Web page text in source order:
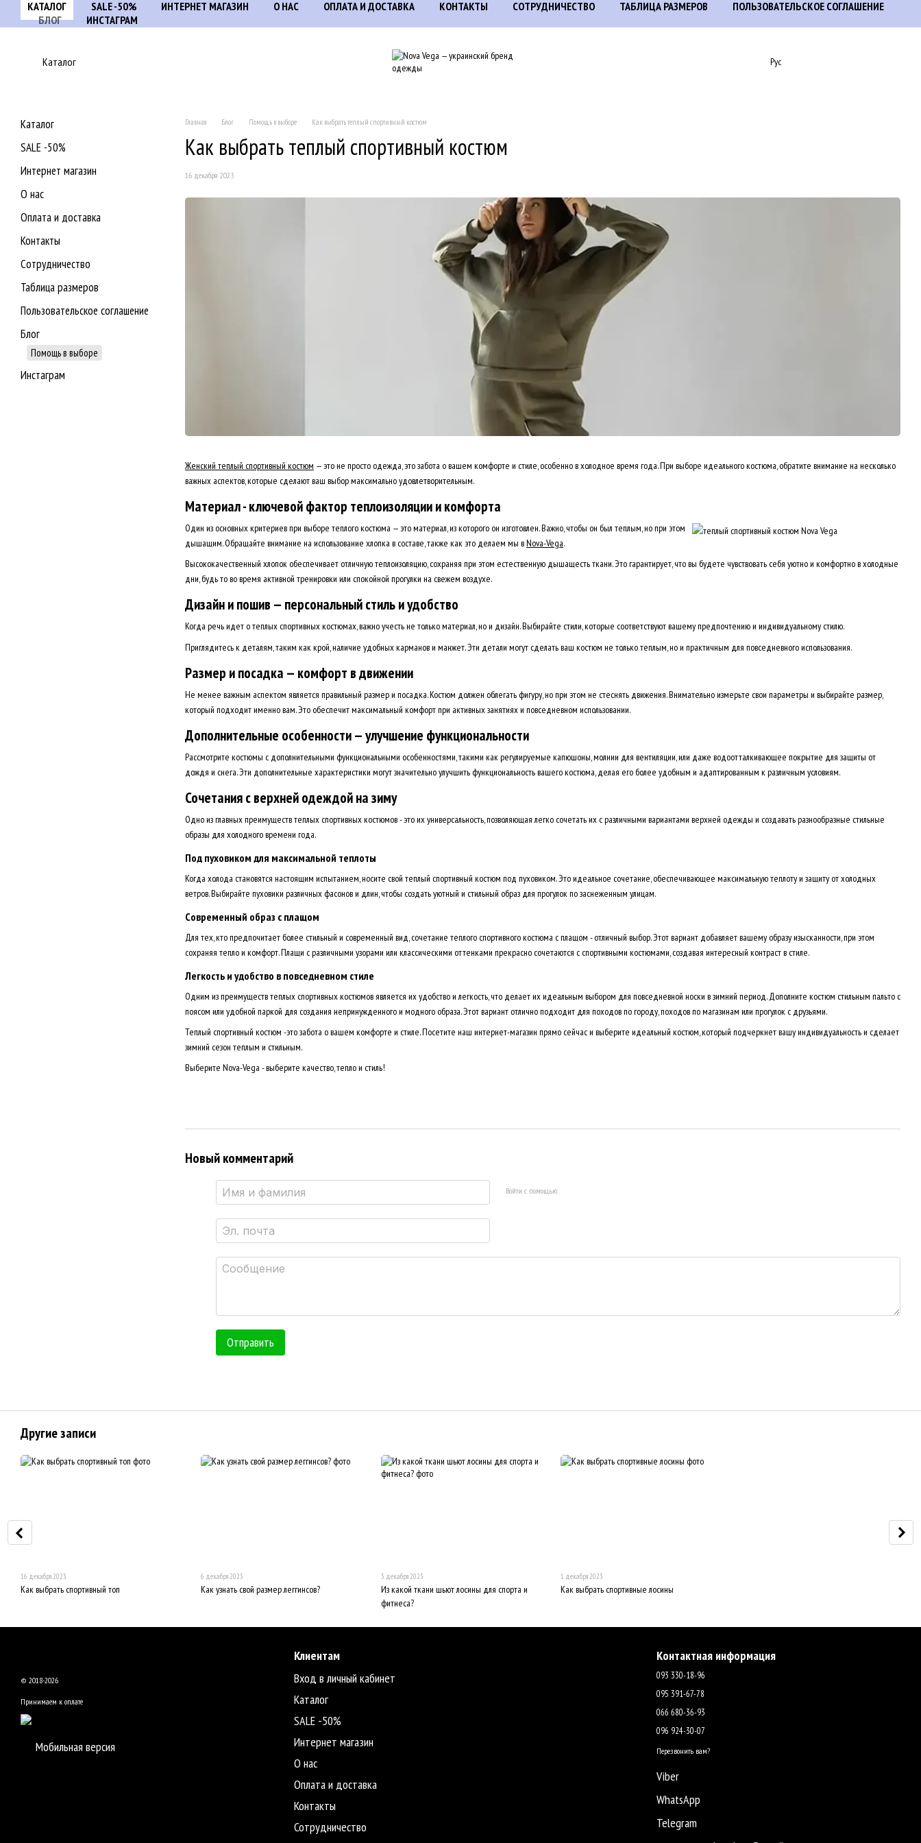
Перейти к основному контенту
КАТАЛОГ SALE -50% ИНТЕРНЕТ МАГАЗИН О НАС ОПЛАТА И ДОСТАВКА КОНТАКТЫ СОТРУДНИЧЕСТВО ТАБЛИЦА РАЗМЕРОВ
ПОЛЬЗОВАТЕЛЬСКОЕ СОГЛАШЕНИЕ
БЛОГ
ИНСТАГРАМ
Каталог Рус
Главная Блог Помощь в выборе Как выбрать теплый спортивный костюм
Как выбрать теплый спортивный костюм
16 декабря 2023
Женский теплый спортивный костюм — это не просто одежда, это забота о вашем комфорте и стиле, особенно в холодное время года. При выборе идеального костюма, обратите внимание на несколько
важных аспектов, которые сделают ваш выбор максимально удовлетворительным.
Материал - ключевой фактор теплоизоляции и комфорта
Один из основных критериев при выборе теплого костюма — это материал, из которого он изготовлен. Важно, чтобы он был теплым, но при этом
дышащим. Обращайте внимание на использование хлопка в составе, также как это делаем мы вNova-Vega.
Высококачественный хлопок обеспечивает отличную теплоизоляцию, сохраняя при этом естественную дышащесть ткани. Это гарантирует, что вы будете чувствовать себя уютно и комфортно в холодные
дни, будь то во время активной тренировки или спокойной прогулки на свежем воздухе.
Дизайн и пошив — персональный стиль и удобство
Когда речь идет о теплых спортивных костюмах, важно учесть не только материал, но и дизайн. Выбирайте стили, которые соответствуют вашему предпочтению и индивидуальному стилю.
Приглядитесь к деталям, таким как крой, наличие удобных карманов и манжет. Эти детали могут сделать ваш костюм не только теплым, но и практичным для повседневного использования.
Размер и посадка — комфорт в движении
Не менее важным аспектом является правильный размер и посадка. Костюм должен облегать фигуру, но при этом не стеснять движения. Внимательно измерьте свои параметры и выбирайте размер,
который подходит именно вам. Это обеспечит максимальный комфорт при активных занятиях и повседневном использовании.
Дополнительные особенности — улучшение функциональности
Рассмотрите костюмы с дополнительными функциональными особенностями, такими как регулируемые капюшоны, молнии для вентиляции, или даже водоотталкивающее покрытие для защиты от
дождя и снега. Эти дополнительные характеристики могут значительно улучшить функциональность вашего костюма, делая его более удобным и адаптированным к различным условиям.
Сочетания с верхней одеждой на зиму
Одно из главных преимуществ теплых спортивных костюмов - это их универсальность, позволяющая легко сочетать их с различными вариантами верхней одежды и создавать разнообразные стильные
образы для холодного времени года.
Под пуховиком для максимальной теплоты
Когда холода становятся настоящим испытанием, носите свой теплый спортивный костюм под пуховиком. Это идеальное сочетание, обеспечивающее максимальную теплоту и защиту от холодных
ветров. Выбирайте пуховики различных фасонов и длин, чтобы создать уютный и стильный образ для прогулок по заснеженным улицам.
Современный образ с плащом
Для тех, кто предпочитает более стильный и современный вид, сочетание теплого спортивного костюма с плащом - отличный выбор. Этот вариант добавляет вашему образу изысканности, при этом
сохраняя тепло и комфорт. Плащи с различными узорами или классическими оттенками прекрасно сочетаются с спортивными костюмами, создавая интересный контраст в стиле.
Легкость и удобство в повседневном стиле
Одним из преимуществ теплых спортивных костюмов является их удобство и легкость, что делает их идеальным выбором для повседневной носки в зимний период. Дополните костюм стильным пальто с
поясом или удобной паркой для создания непринужденного и модного образа. Этот вариант отлично подходит для походов по городу, походов по магазинам или прогулок с друзьями.
Теплый спортивный костюм -это забота о вашем комфорте и стиле. Посетите наш интернет-магазин прямо сейчас и выберите идеальный костюм, который подчеркнет вашу индивидуальность и сделает
зимний сезон теплым и стильным.
Выберите Nova-Vega - выберите качество, тепло и стиль!
Новый комментарий
Войти с помощью
Отправить
Каталог
SALE -50%
Интернет магазин
О нас
Оплата и доставка
Контакты
Сотрудничество
Таблица размеров
Пользовательское соглашение
Блог
Помощь в выборе
Инстаграм
Другие записи
16 декабря 2023
Как выбрать спортивный топ
6 декабря 2023
Как узнать свой размер леггинсов?
3 декабря 2023
Из какой ткани шьют лосины для спорта и
фитнеса?
1 декабря 2023
Как выбрать спортивные лосины
© 2018-2026
Принимаем к оплате
Мобильная версия
Клиентам
Вход в личный кабинет
Каталог
SALE -50%
Интернет магазин
О нас
Оплата и доставка
Контакты
Сотрудничество
Контактная информация
093 330-18-96
095 391-67-78
066 680-36-93
096 924-30-07
Перезвонить вам?
Viber
WhatsApp
Telegram